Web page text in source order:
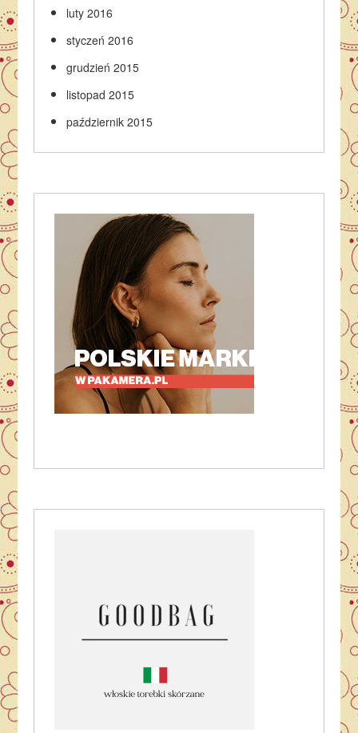
luty 2016
styczeń 2016
grudzień 2015
listopad 2015
październik 2015